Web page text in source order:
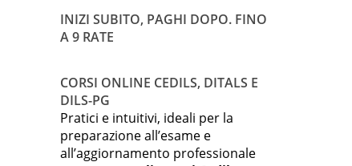
INIZI SUBITO, PAGHI DOPO. FINO
A 9 RATE
CORSI ONLINE CEDILS, DITALS E
DILS-PG
Pratici e intuitivi, ideali per la
preparazione all’esame e
all’aggiornamento professionale